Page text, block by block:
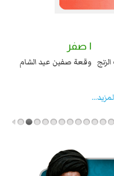
السلام قتل صاحب الزنج